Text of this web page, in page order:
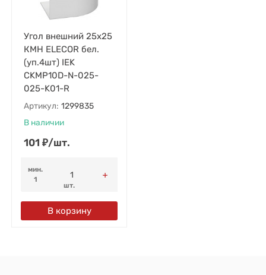
Угол внешний 25х25
КМН ELECOR бел.
(уп.4шт) IEK
CKMP10D-N-025-
025-K01-R
Артикул: 1299835
В наличии
101 ₽/шт.
мин.
1
шт.
В корзину